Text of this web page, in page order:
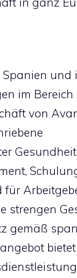
und
im
von
strengen
gemäß